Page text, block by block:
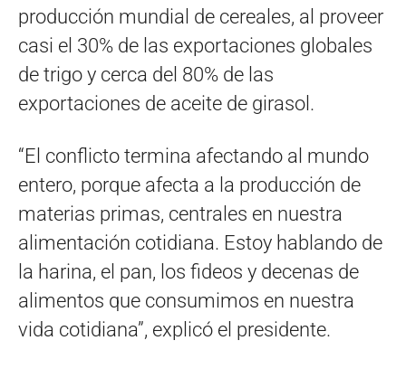
producción mundial de cereales, al proveer
casi el 30% de las exportaciones globales
de trigo y cerca del 80% de las
exportaciones de aceite de girasol.
“El conflicto termina afectando al mundo
entero, porque afecta a la producción de
materias primas, centrales en nuestra
alimentación cotidiana. Estoy hablando de
la harina, el pan, los fideos y decenas de
alimentos que consumimos en nuestra
vida cotidiana”, explicó el presidente.